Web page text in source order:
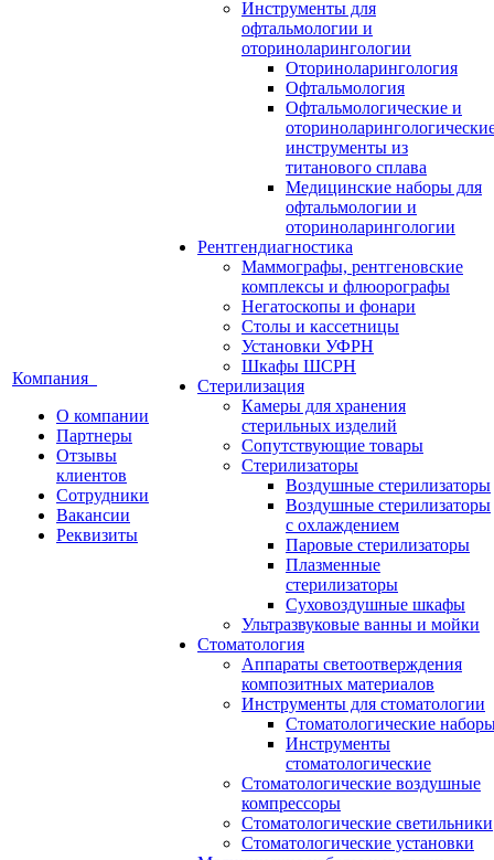
Компания
О компании
Партнеры
Отзывы
клиентов
Сотрудники
Вакансии
Реквизиты
Инструменты для
офтальмологии и
оториноларингологии
Оториноларингология
Офтальмология
Офтальмологические и
инструменты из
титанового сплава
Медицинские наборы для
офтальмологии и
оториноларингологии
Рентгендиагностика
Маммографы, рентгеновские
комплексы и флюорографы
Негатоскопы и фонари
Столы и кассетницы
Установки УФРН
Шкафы ШСРН
Стерилизация
Камеры для хранения
стерильных изделий
Сопутствующие товары
Стерилизаторы
Воздушные стерилизаторы
Воздушные стерилизаторы
с охлаждением
Паровые стерилизаторы
Плазменные
стерилизаторы
Суховоздушные шкафы
Ультразвуковые ванны и мойки
Стоматология
Аппараты светоотверждения
композитных материалов
Инструменты для стоматологии
Стоматологические
Инструменты
стоматологические
Стоматологические воздушные
компрессоры
Стоматологические светильники
Стоматологические установки